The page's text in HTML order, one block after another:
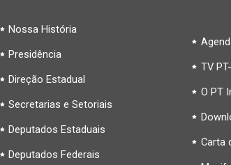
Nossa História
Presidência
Direção Estadual
Secretarias e Setoriais
Deputados Estaduais
Deputados Federais
TV
O PT
Carta